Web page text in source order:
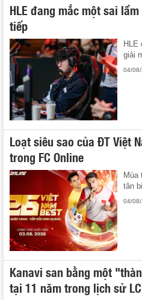
HLE đang mắc một sai
tiếp
HLE
giải
04/
Loạt siêu sao của ĐT Việt
trong FC Online
Mùa
tân
04/
Kanavi san bằng một
tại 11 năm trong lịch sử